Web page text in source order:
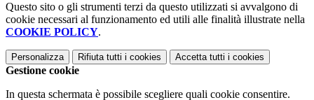
Questo sito o gli strumenti terzi da questo utilizzati si avvalgono di
cookie necessari al funzionamento ed utili alle finalità illustrate nella
COOKIE POLICY.
Personalizza Rifiuta tutti i cookies Accetta tutti i cookies
Gestione cookie
In questa schermata è possibile scegliere quali cookie consentire.